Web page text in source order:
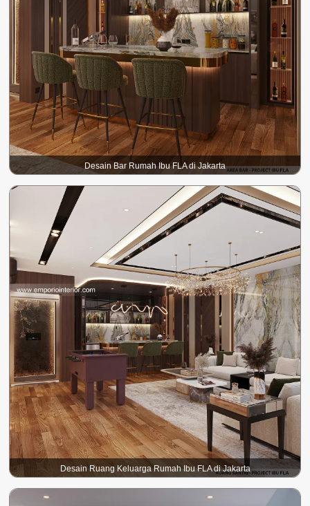
Desain Bar Rumah Ibu FLA di Jakarta
Desain Ruang Keluarga Rumah Ibu FLA di Jakarta